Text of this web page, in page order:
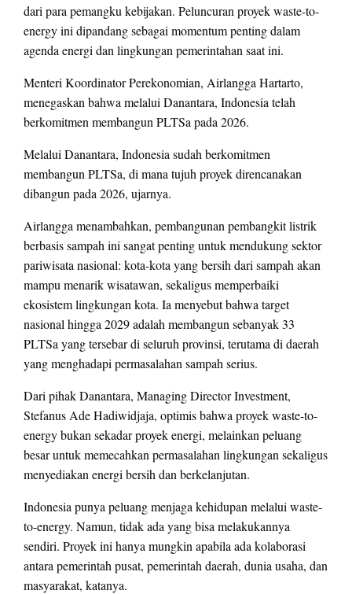
dari para pemangku kebijakan. Peluncuran proyek waste-to-
energy ini dipandang sebagai momentum penting dalam
agenda energi dan lingkungan pemerintahan saat ini.
Menteri Koordinator Perekonomian, Airlangga Hartarto,
menegaskan bahwa melalui Danantara, Indonesia telah
berkomitmen membangun PLTSa pada 2026.
Melalui Danantara, Indonesia sudah berkomitmen
membangun PLTSa, di mana tujuh proyek direncanakan
dibangun pada 2026, ujarnya.
Airlangga menambahkan, pembangunan pembangkit listrik
berbasis sampah ini sangat penting untuk mendukung sektor
pariwisata nasional: kota-kota yang bersih dari sampah akan
mampu menarik wisatawan, sekaligus memperbaiki
ekosistem lingkungan kota. Ia menyebut bahwa target
nasional hingga 2029 adalah membangun sebanyak 33
PLTSa yang tersebar di seluruh provinsi, terutama di daerah
yang menghadapi permasalahan sampah serius.
Dari pihak Danantara, Managing Director Investment,
Stefanus Ade Hadiwidjaja, optimis bahwa proyek waste-to-
energy bukan sekadar proyek energi, melainkan peluang
besar untuk memecahkan permasalahan lingkungan sekaligus
menyediakan energi bersih dan berkelanjutan.
Indonesia punya peluang menjaga kehidupan melalui waste-
to-energy. Namun, tidak ada yang bisa melakukannya
sendiri. Proyek ini hanya mungkin apabila ada kolaborasi
antara pemerintah pusat, pemerintah daerah, dunia usaha, dan
masyarakat, katanya.